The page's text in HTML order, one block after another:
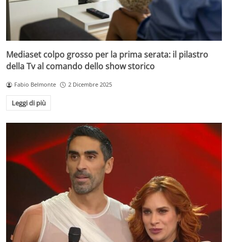
Mediaset colpo grosso per la prima serata: il pilastro
della Tv al comando dello show storico
Fabio Belmonte 2 Dicembre 2025
Leggi di più